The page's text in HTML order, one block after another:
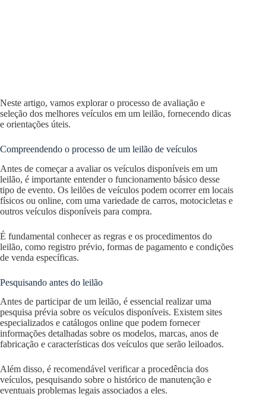
Neste artigo, vamos explorar o processo de avaliação e
seleção dos melhores veículos em um leilão, fornecendo dicas
e orientações úteis.
Compreendendo o processo de um leilão de veículos
Antes de começar a avaliar os veículos disponíveis em um
leilão, é importante entender o funcionamento básico desse
tipo de evento. Os leilões de veículos podem ocorrer em locais
físicos ou online, com uma variedade de carros, motocicletas e
outros veículos disponíveis para compra.
É fundamental conhecer as regras e os procedimentos do
leilão, como registro prévio, formas de pagamento e condições
de venda específicas.
Pesquisando antes do leilão
Antes de participar de um leilão, é essencial realizar uma
pesquisa prévia sobre os veículos disponíveis. Existem sites
especializados e catálogos online que podem fornecer
informações detalhadas sobre os modelos, marcas, anos de
fabricação e características dos veículos que serão leiloados.
Além disso, é recomendável verificar a procedência dos
veículos, pesquisando sobre o histórico de manutenção e
eventuais problemas legais associados a eles.